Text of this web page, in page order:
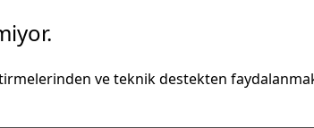
ve teknik destekten